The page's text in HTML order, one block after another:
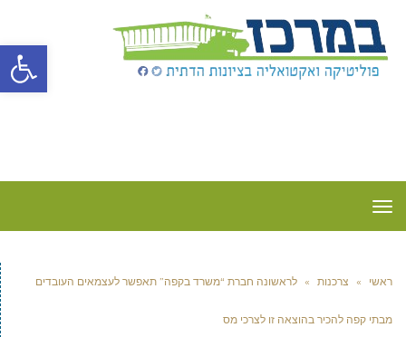
פתח
תפריט
ראשי » צרכנות » לראשונה חברת “משרד בקפה” תאפשר לעצמאים העובדים
מבתי קפה להכיר בהוצאה זו לצרכי מס